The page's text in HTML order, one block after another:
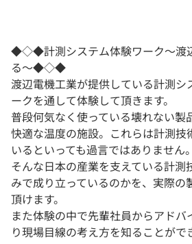
◆◇◆計測システム体験ワーク～渡
る～◆◇◆
渡辺電機工業が提供している計測シ
ークを通して体験して頂きます。
普段何気なく使っている壊れない製
快適な温度の施設。これらは計測技
いるといっても過言ではありません。
そんな日本の産業を支えている計測
みで成り立っているのかを、実際の
頂けます。
また体験の中で先輩社員からアドバ
り現場目線の考え方を知ることがで